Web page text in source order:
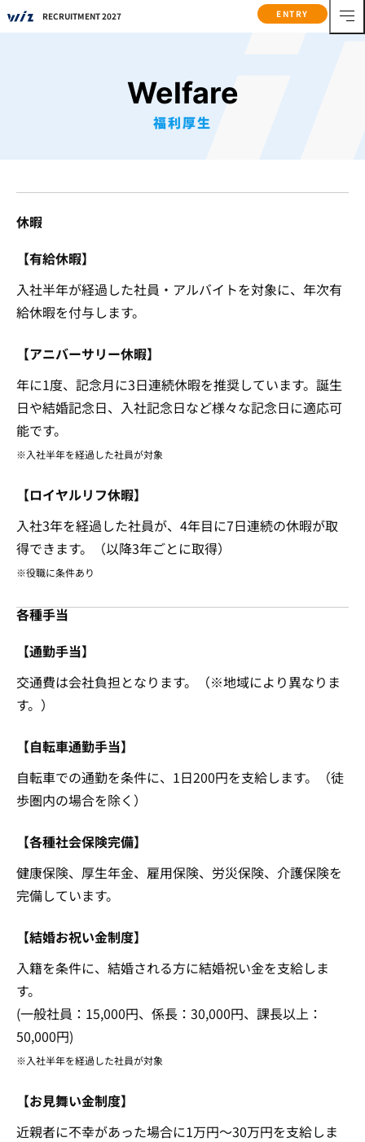
RECRUITMENT 2027 ENTRY
Welfare
福利厚生
休暇
【有給休暇】
入社半年が経過した社員・アルバイトを対象に、年次有
給休暇を付与します。
【アニバーサリー休暇】
年に1度、記念月に3日連続休暇を推奨しています。誕生
日や結婚記念日、入社記念日など様々な記念日に適応可
能です。
※入社半年を経過した社員が対象
【ロイヤルリフ休暇】
入社3年を経過した社員が、4年目に7日連続の休暇が取
得できます。（以降3年ごとに取得）
※役職に条件あり
各種手当
【通勤手当】
交通費は会社負担となります。（※地域により異なりま
す。）
【自転車通勤手当】
自転車での通勤を条件に、1日200円を支給します。（徒
歩圏内の場合を除く）
【各種社会保険完備】
健康保険、厚生年金、雇用保険、労災保険、介護保険を
完備しています。
【結婚お祝い金制度】
入籍を条件に、結婚される方に結婚祝い金を支給しま
す。
(一般社員：15,000円、係長：30,000円、課長以上：
50,000円)
※入社半年を経過した社員が対象
【お見舞い金制度】
近親者に不幸があった場合に1万円～30万円を支給しま